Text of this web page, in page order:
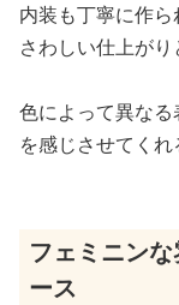
内装も丁寧に作
さわしい仕上がり
色によって異な
を感じさせてくれ
フェミニン
ース